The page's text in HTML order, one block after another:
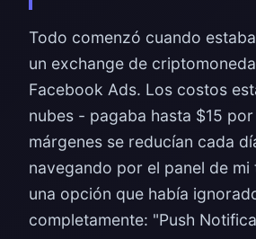
Todo comenzó cuando
un exchange de
Facebook Ads. Los costos
nubes - pagaba hasta $15
márgenes se reducían cada
navegando por el panel de
una opción que había
completamente: "Push